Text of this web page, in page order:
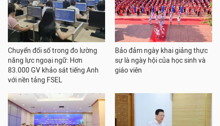
Chuyển đổi số trong đo lường
năng lực ngoại ngữ: Hơn
83.000 GV khảo sát tiếng Anh
với nền tảng FSEL
Bảo đảm ngày khai giảng thực
sự là ngày hội của học sinh và
giáo viên